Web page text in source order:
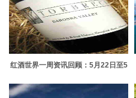
红酒世界一周资讯回顾：5月22日至5